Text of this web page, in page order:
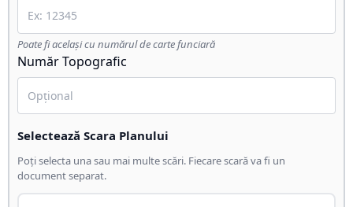
Poate fi același cu numărul de carte funciară
Număr Topografic
Selectează Scara Planului
Poți selecta una sau mai multe scări. Fiecare scară va fi un
document separat.